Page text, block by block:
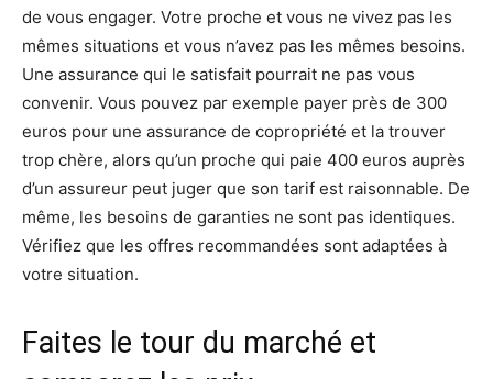
de vous engager. Votre proche et vous ne vivez pas les
mêmes situations et vous n’avez pas les mêmes besoins.
Une assurance qui le satisfait pourrait ne pas vous
convenir. Vous pouvez par exemple payer près de 300
euros pour une assurance de copropriété et la trouver
trop chère, alors qu’un proche qui paie 400 euros auprès
d’un assureur peut juger que son tarif est raisonnable. De
même, les besoins de garanties ne sont pas identiques.
Vérifiez que les offres recommandées sont adaptées à
votre situation.
Faites le tour du marché et